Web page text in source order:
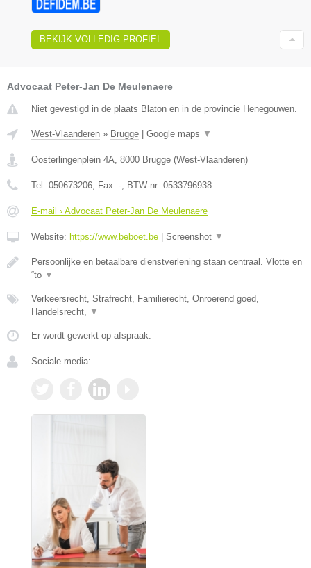
BEKIJK VOLLEDIG PROFIEL
Advocaat Peter-Jan De Meulenaere
Niet gevestigd in de plaats Blaton en in de provincie Henegouwen.
West-Vlaanderen » Brugge Google maps ▼
Oosterlingenplein 4A, 8000 Brugge (West-Vlaanderen)
Tel: 050673206, Fax: -, BTW-nr: 0533796938
E-mail › Advocaat Peter-Jan De Meulenaere
Website: https://www.beboet.be Screenshot ▼
Persoonlijke en betaalbare dienstverlening staan centraal. Vlotte en
“to ▼
Verkeersrecht, Strafrecht, Familierecht, Onroerend goed,
Handelsrecht, ▼
Er wordt gewerkt op afspraak.
Sociale media: